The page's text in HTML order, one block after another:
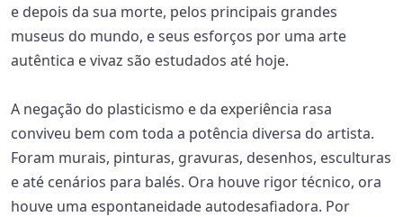
e depois da sua morte, pelos principais grandes
museus do mundo, e seus esforços por uma arte
autêntica e vivaz são estudados até hoje.
A negação do plasticismo e da experiência rasa
conviveu bem com toda a potência diversa do artista.
Foram murais, pinturas, gravuras, desenhos, esculturas
e até cenários para balés. Ora houve rigor técnico, ora
houve uma espontaneidade autodesafiadora. Por